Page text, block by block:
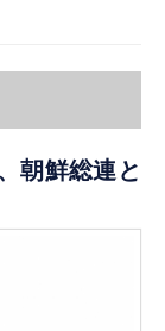
朝鮮総連と